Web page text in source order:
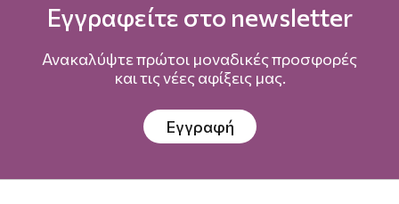
Εγγραφείτε στο newsletter
Ανακαλύψτε πρώτοι μοναδικές προσφορές
και τις νέες αφίξεις μας.
Εγγραφή